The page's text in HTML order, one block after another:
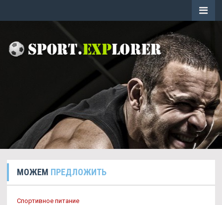
МОЖЕМ ПРЕДЛОЖИТЬ
Спортивное питание